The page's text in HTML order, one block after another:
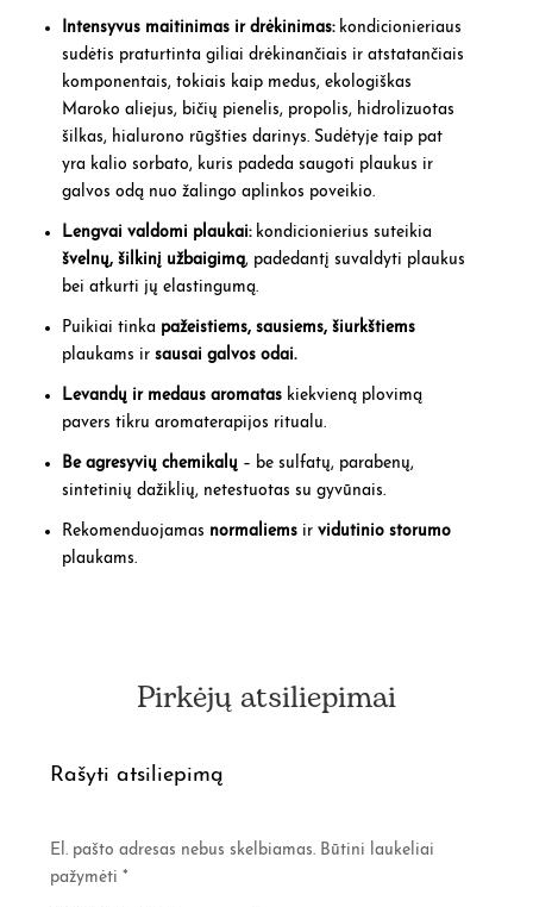
Intensyvus maitinimas ir drėkinimas:kondicionieriaus
sudėtis praturtinta giliai drėkinančiais ir atstatančiais
komponentais, tokiais kaip medus, ekologiškas
Maroko aliejus, bičių pienelis, propolis, hidrolizuotas
šilkas, hialurono rūgšties darinys. Sudėtyje taip pat
yra kalio sorbato, kuris padeda saugoti plaukus ir
galvos odą nuo žalingo aplinkos poveikio.
Lengvai valdomi plaukai:kondicionierius suteikia
švelnų, šilkinį užbaigimą, padedantį suvaldyti plaukus
bei atkurti jų elastingumą.
Puikiai tinka pažeistiems, sausiems, šiurkštiems
plaukams irsausai galvos odai.
Levandų ir medaus aromatas kiekvieną plovimą
pavers tikru aromaterapijos ritualu.
Be agresyvių chemikalų – be sulfatų, parabenų,
sintetinių dažiklių, netestuotas su gyvūnais.
Rekomenduojamas normaliems irvidutinio storumo
plaukams.
Pirkėjų atsiliepimai
Rašyti atsiliepimą
El. pašto adresas nebus skelbiamas. Būtini laukeliai
pažymėti*